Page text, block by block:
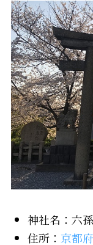
神社名：六
住所： 京都